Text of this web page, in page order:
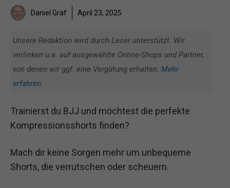
Daniel Graf April 23, 2025
Unsere Redaktion wird durch Leser unterstützt. Wir
verlinken u.a. auf ausgewählte Online-Shops und Partner,
von denen wir ggf. eine Vergütung erhalten. Mehr
erfahren.
Trainierst du BJJ und möchtest die perfekte
Kompressionsshorts finden?
Mach dir keine Sorgen mehr um unbequeme
Shorts, die verrutschen oder scheuern.